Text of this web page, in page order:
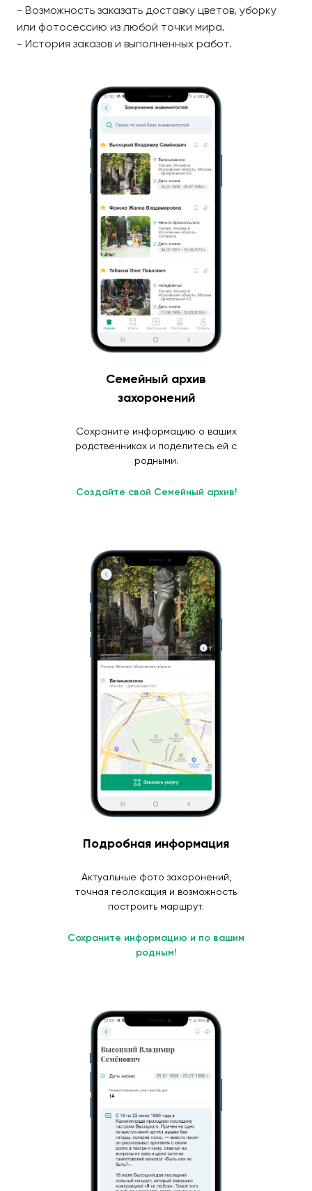
- Возможность заказать доставку цветов, уборку
или фотосессию из любой точки мира.
- История заказов и выполненных работ.
Семейный архив
захоронений
Сохраните информацию о ваших
родственниках и поделитесь ей с
родными.
Создайте свой Семейный архив!
Подробная информация
Актуальные фото захоронений,
точная геолокация и возможность
построить маршрут.
Сохраните информацию и по вашим
родным!